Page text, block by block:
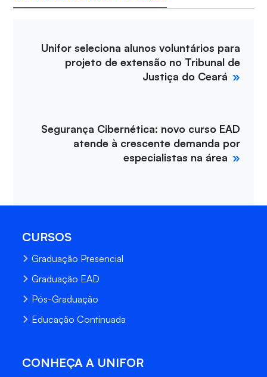
Unifor seleciona alunos voluntários para
projeto de extensão no Tribunal de
Justiça do Ceará
Segurança Cibernética: novo curso EAD
atende à crescente demanda por
especialistas na área
CURSOS
Graduação Presencial
Graduação EAD
Pós-Graduação
Educação Continuada
CONHEÇA A UNIFOR